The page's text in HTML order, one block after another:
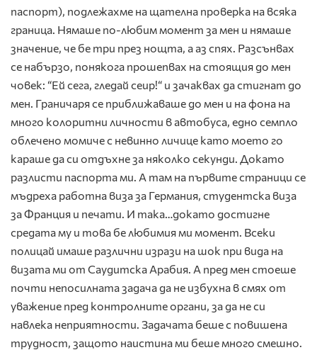
паспорт), подлежахме на щателна проверка на всяка
граница. Нямаше по-любим момент за мен и нямаше
значение, че бе три през нощта, а аз спях. Разсънвах
се набързо, понякога прошепвах на стоящия до мен
човек: “Ей сега, гледай сеир!“ и зачаквах да стигнат до
мен. Граничаря се приближаваше до мен и на фона на
много колоритни личности в автобуса, едно семпло
облечено момиче с невинно личице като моето го
караше да си отдъхне за няколко секунди. Докато
разлисти паспорта ми. А там на първите страници се
мъдреха работна виза за Германия, студентска виза
за Франция и печати. И така…докато достигне
средата му и това бе любимия ми момент. Всеки
полицай имаше различни изрази на шок при вида на
визата ми от Саудитска Арабия. А пред мен стоеше
почти непосилната задача да не избухна в смях от
уважение пред контролните органи, за да не си
навлека неприятности. Задачата беше с повишена
трудност, защото наистина ми беше много смешно.